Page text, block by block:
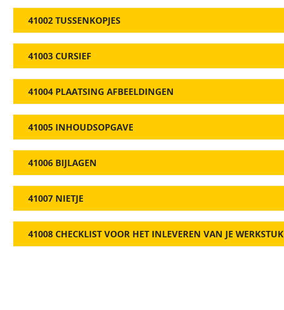
41002 TUSSENKOPJES
41003 CURSIEF
41004 PLAATSING AFBEELDINGEN
41005 INHOUDSOPGAVE
41006 BIJLAGEN
41007 NIETJE
41008 CHECKLIST VOOR HET INLEVEREN VAN JE WERKSTUK